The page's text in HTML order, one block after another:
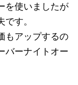
を使いましたが
す。
もアップするの
バーナイトオー